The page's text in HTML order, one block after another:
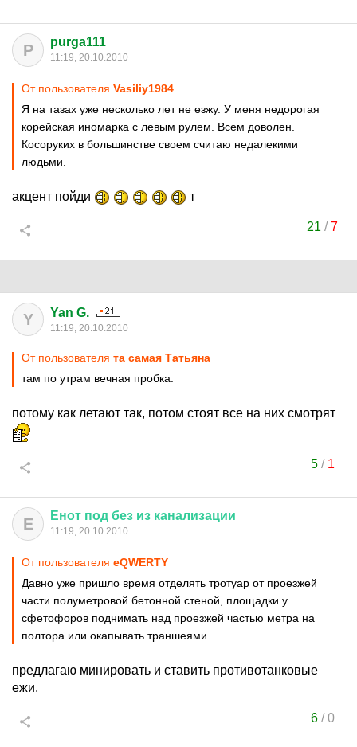
P purga111
11:19, 20.10.2010
От пользователя Vasiliy1984
Я на тазах уже несколько лет не езжу. У меня недорогая
корейская иномарка с левым рулем. Всем доволен.
Косоруких в большинстве своем считаю недалекими
людьми.
акцент пойди т
21 /7
Y Yan G.
11:19, 20.10.2010
От пользователя та самая Татьяна
там по утрам вечная пробка:
потому как летают так, потом стоят все на них смотрят
5/ 1
Е Енот под без из канализации
11:19, 20.10.2010
От пользователя еQWERTY
Давно уже пришло время отделять тротуар от проезжей
части полуметровой бетонной стеной, площадки у
сфетофоров поднимать над проезжей частью метра на
полтора или окапывать траншеями....
предлагаю минировать и ставить противотанковые
ежи.
6/0